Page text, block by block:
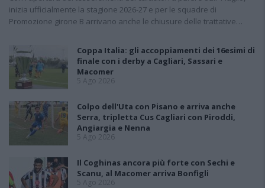
inizia ufficialmente la stagione 2026-27 e per le squadre di
Promozione girone B arrivano anche le chiusure delle trattative…
Coppa Italia: gli accoppiamenti dei 16esimi di
finale con i derby a Cagliari, Sassari e
Macomer
5 Ago 2026
Colpo dell'Uta con Pisano e arriva anche
Serra, tripletta Cus Cagliari con Piroddi,
Angiargia e Nenna
5 Ago 2026
Il Coghinas ancora più forte con Sechi e
Scanu, al Macomer arriva Bonfigli
5 Ago 2026